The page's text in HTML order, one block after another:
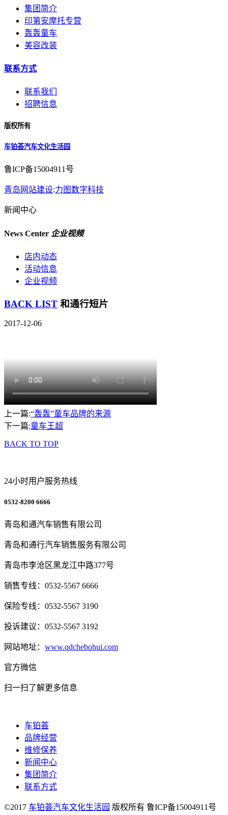
集团简介
印第安摩托专营
轰轰童车
美容改装
联系方式
联系我们
招聘信息
版权所有
车铂荟汽车文化生活园
鲁ICP备15004911号
青岛网站建设:力图数字科技
新闻中心
News Center 企业视频
店内动态
活动信息
企业视频
BACK LIST 和通行短片
2017-12-06
上一篇:“轰轰”童车品牌的来源
下一篇:童车王超
BACK TO TOP
24小时用户服务热线
0532-8200 6666
青岛和通汽车销售有限公司
青岛和通行汽车销售服务有限公司
青岛市李沧区黑龙江中路377号
销售专线：0532-5567 6666
保险专线：0532-5567 3190
投诉建议：0532-5567 3192
网站地址： www.qdchebohui.com
官方微信
扫一扫了解更多信息
车铂荟
品牌经营
维修保养
新闻中心
集团简介
联系方式
©2017 车铂荟汽车文化生活园 版权所有 鲁ICP备15004911号